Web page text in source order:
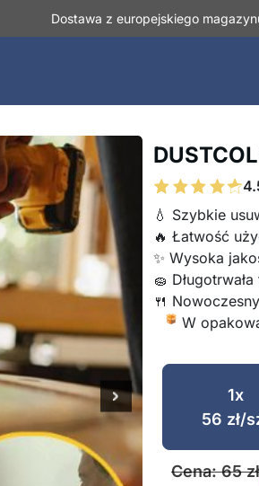
Dostawa z europejskiego
💧 Szybkie
🔥 Łatwość
✨ Wysoka
🧽
🍴
W
1x
56 zł/
Cena:65zł